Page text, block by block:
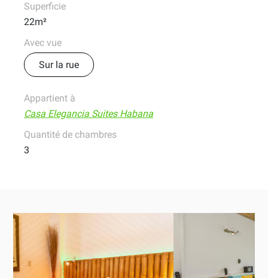
Avec vue
Sur la rue
Appartient à
Casa Elegancia Suites Habana
Quantité de chambres
3
Superficie
22m²